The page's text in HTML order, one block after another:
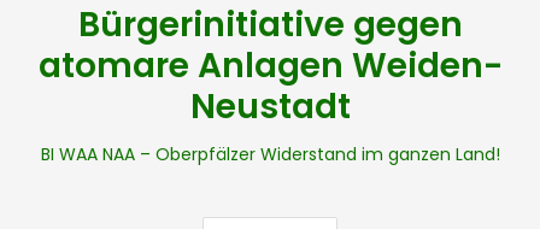
Bürgerinitiative gegen
atomare Anlagen Weiden-
Neustadt
BI WAA NAA – Oberpfälzer Widerstand im ganzen Land!